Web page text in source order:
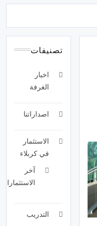
كربلاء
تصنيفات
اخبار
الغرفة
اصداراتنا
الاستثمار
في كربلاء
آخر
الاستثمارات
التدريب